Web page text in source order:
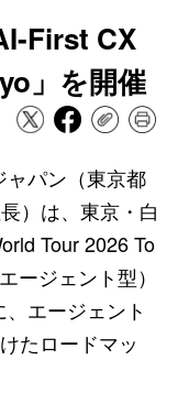
First CX
」を開催
パン（東京都
）は、東京・白
Tour 2026 To
ージェント型）
エージェント
たロードマッ